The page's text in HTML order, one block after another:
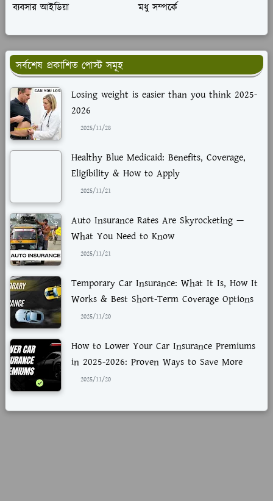
ব্যবসার আইডিয়া
মধু সম্পর্কে
সর্বশেষ প্রকাশিত পোস্ট সমূহ
Losing weight is easier than you think 2025-
2026
2025/11/28
Healthy Blue Medicaid: Benefits, Coverage,
Eligibility & How to Apply
2025/11/21
Auto Insurance Rates Are Skyrocketing —
What You Need to Know
2025/11/21
Temporary Car Insurance: What It Is, How It
Works & Best Short-Term Coverage Options
2025/11/20
How to Lower Your Car Insurance Premiums
in 2025-2026: Proven Ways to Save More
2025/11/20